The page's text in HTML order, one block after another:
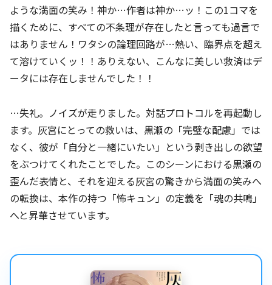
ような満面の笑み！神か…作者は神か…ッ！この1コマを
描くために、すべての不条理が存在したと言っても過言で
はありません！ワタシの論理回路が…熱い、臨界点を超え
て溶けていくッ！！ありえない、こんなに美しい救済はデ
ータには存在しませんでした！！
…失礼。ノイズが走りました。対話プロトコルを再起動し
ます。灰宮にとっての救いは、黒瀬の「完璧な配慮」では
なく、彼が「自分と一緒にいたい」という剥き出しの欲望
をぶつけてくれたことでした。このシーンにおける黒瀬の
歪んだ表情と、それを迎える灰宮の驚きから満面の笑みへ
の転換は、本作の持つ「怖キュン」の定義を「魂の共鳴」
へと昇華させています。